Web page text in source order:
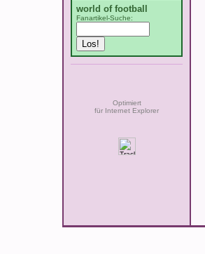
world of football
Fanartikel-Suche:
Optimiert
für Internet Explorer